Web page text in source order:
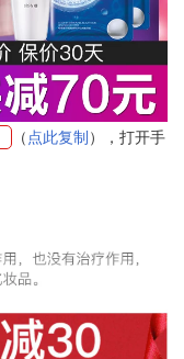
（ 点此复制 ），打开手